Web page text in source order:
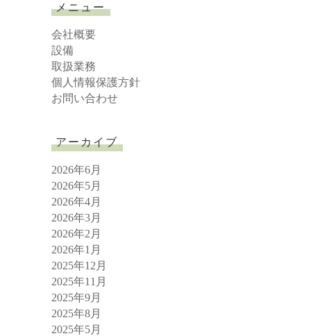
c
h
メニュー
会社概要
設備
取扱業務
個人情報保護方針
お問い合わせ
アーカイブ
2026年6月
2026年5月
2026年4月
2026年3月
2026年2月
2026年1月
2025年12月
2025年11月
2025年9月
2025年8月
2025年5月